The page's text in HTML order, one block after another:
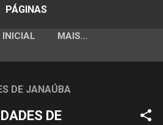
PÁGINAS
INICIAL MAIS…
DE JANAÚBA
DE